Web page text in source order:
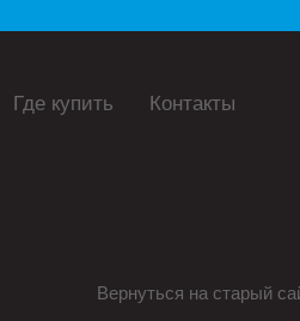
Где купить Контакты
Вернуться на старый